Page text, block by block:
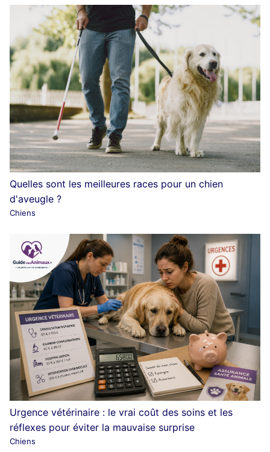
Quelles sont les meilleures races pour un chien
d'aveugle ?
Chiens
Urgence vétérinaire : le vrai coût des soins et les
réflexes pour éviter la mauvaise surprise
Chiens